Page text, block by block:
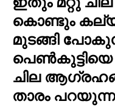
കൊണ്ടും
മുടങ്ങി
ചില
താരം